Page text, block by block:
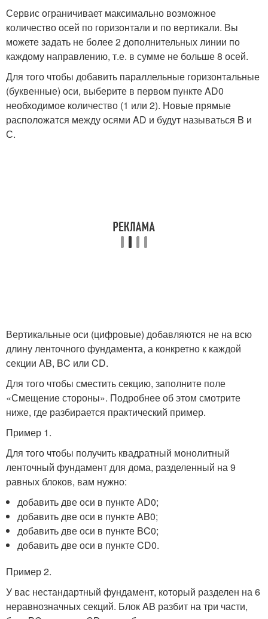
Сервис ограничивает максимально возможное
количество осей по горизонтали и по вертикали. Вы
можете задать не более 2 дополнительных линии по
каждому направлению, т.е. в сумме не больше 8 осей.
Для того чтобы добавить параллельные горизонтальные
(буквенные) оси, выберите в первом пункте AD0
необходимое количество (1 или 2). Новые прямые
расположатся между осями AD и будут называться B и
С.
Вертикальные оси (цифровые) добавляются не на всю
длину ленточного фундамента, а конкретно к каждой
секции AB, BC или CD.
Для того чтобы сместить секцию, заполните поле
«Смещение стороны». Подробнее об этом смотрите
ниже, где разбирается практический пример.
Пример 1.
Для того чтобы получить квадратный монолитный
ленточный фундамент для дома, разделенный на 9
равных блоков, вам нужно:
добавить две оси в пункте AD0;
добавить две оси в пункте AB0;
добавить две оси в пункте BC0;
добавить две оси в пункте CD0.
Пример 2.
У вас нестандартный фундамент, который разделен на 6
неравнозначных секций. Блок AB разбит на три части,